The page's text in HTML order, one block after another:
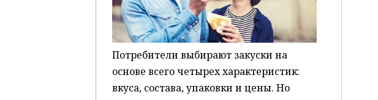
Потребители выбирают закуски на
основе всего четырех характеристик:
вкуса, состава, упаковки и цены. Но